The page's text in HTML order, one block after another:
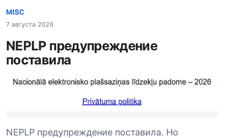
MISC
7 августа 2026
NEPLP предупреждение
поставила
NEPLP предупреждение поставила. Но